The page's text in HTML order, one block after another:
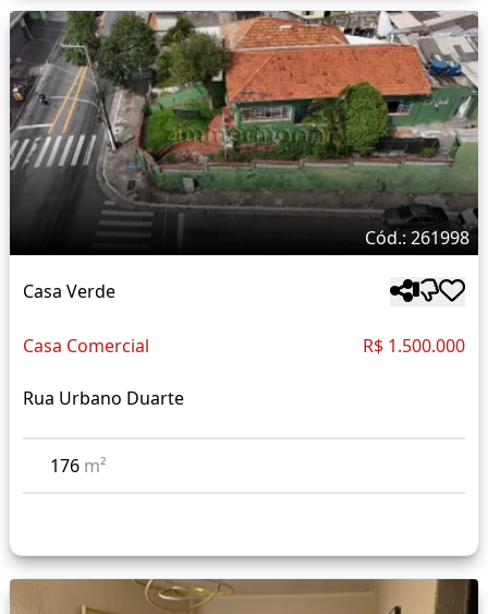
Cód.: 261998
Casa Verde
Casa Comercial R$ 1.500.000
Rua Urbano Duarte
176 m²